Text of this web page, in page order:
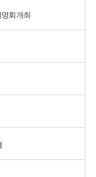
회 개최